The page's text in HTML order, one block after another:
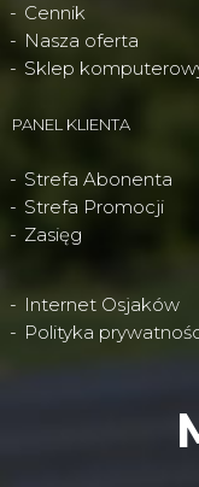
Cennik
Nasza oferta
Sklep
PANEL KLIENTA
Strefa Abonenta
Strefa Promocji
Zasięg
Internet Osjaków
Polityka